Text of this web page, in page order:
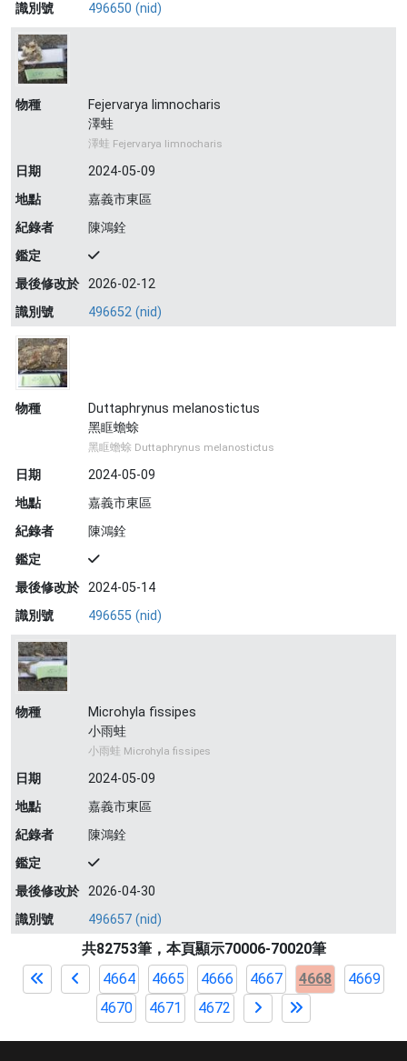
識別號
496650 (nid)
物種
Fejervarya limnocharis
澤蛙
澤蛙 Fejervarya limnocharis
日期
2024-05-09
地點
嘉義市東區
紀錄者
陳鴻銓
鑑定
最後修改於 2026-02-12
識別號
496652 (nid)
物種
Duttaphrynus melanostictus
黑眶蟾蜍
黑眶蟾蜍 Duttaphrynus melanostictus
日期
2024-05-09
地點
嘉義市東區
紀錄者
陳鴻銓
鑑定
最後修改於 2024-05-14
識別號
496655 (nid)
物種
Microhyla fissipes
小雨蛙
小雨蛙 Microhyla fissipes
日期
2024-05-09
地點
嘉義市東區
紀錄者
陳鴻銓
鑑定
最後修改於 2026-04-30
識別號
496657 (nid)
共82753筆，本頁顯示70006-70020筆
4664
4665 4666 4667 4668
4669
4670
4671 4672